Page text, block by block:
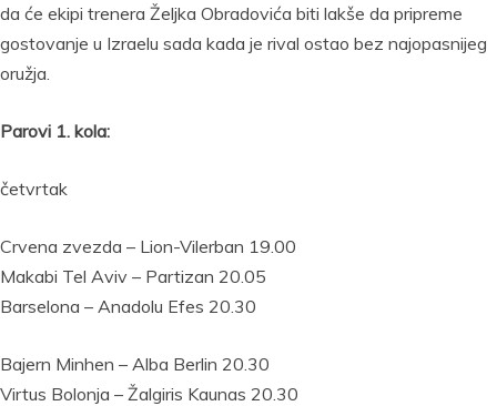
da će ekipi trenera Željka Obradovića biti lakše da pripreme
gostovanje u Izraelu sada kada je rival ostao bez najopasnijeg
oružja.
Parovi 1. kola:
četvrtak
Crvena zvezda – Lion-Vilerban 19.00
Makabi Tel Aviv – Partizan 20.05
Barselona – Anadolu Efes 20.30
Bajern Minhen – Alba Berlin 20.30
Virtus Bolonja – Žalgiris Kaunas 20.30